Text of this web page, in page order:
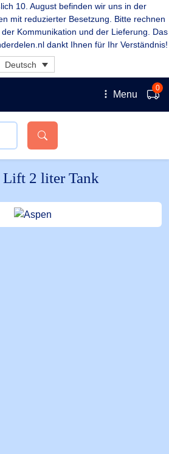
10. August befinden wir uns in der
mit reduzierter Besetzung. Bitte rechnen
Kommunikation und der Lieferung. Das
dankt Ihnen für Ihr Verständnis!
Deutsch
Menu
0
2 liter Tank